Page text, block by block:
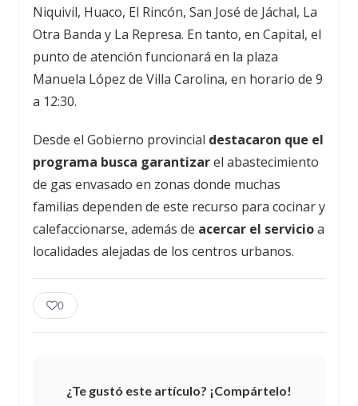
Niquivil, Huaco, El Rincón, San José de Jáchal, La
Otra Banda y La Represa. En tanto, en Capital, el
punto de atención funcionará en la plaza
Manuela López de Villa Carolina, en horario de 9
a 12:30.
Desde el Gobierno provincial destacaron que el
programa busca garantizarel abastecimiento
de gas envasado en zonas donde muchas
familias dependen de este recurso para cocinar y
calefaccionarse, además de acercar el servicioa
localidades alejadas de los centros urbanos.
0
¿Te gustó este artículo? ¡Compártelo!